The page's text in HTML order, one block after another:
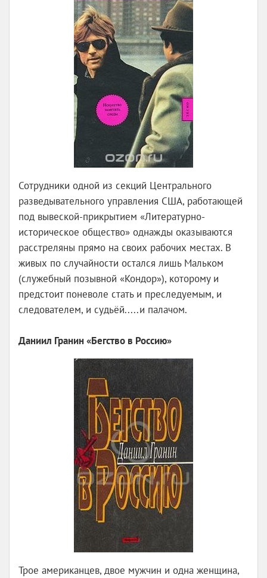
Сотрудники одной из секций Центрального
разведывательного управления США, работающей
под вывеской-прикрытием «Литературно-
историческое общество» однажды оказываются
расстреляны прямо на своих рабочих местах. В
живых по случайности остался лишь Мальком
(служебный позывной «Кондор»), которому и
предстоит поневоле стать и преследуемым, и
следователем, и судьёй.....и палачом.
Даниил Гранин «Бегство в Россию»
Трое американцев, двое мужчин и одна женщина,